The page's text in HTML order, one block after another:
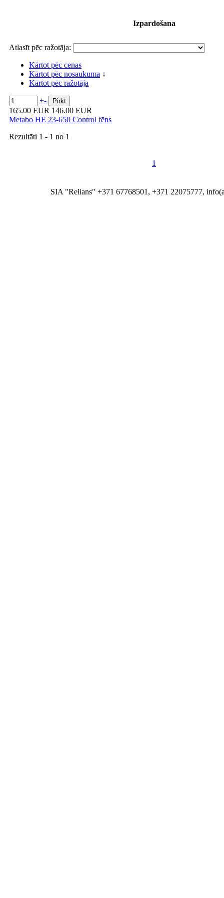
Izpardošana
Atlasīt pēc ražotāja:
Kārtot pēc cenas
Kārtot pēc nosaukuma ↓
Kārtot pēc ražotāja
+-
165.00 EUR 146.00 EUR
Metabo HE 23-650 Control fēns
Rezultāti 1 - 1 no 1
1
SIA "Relians" +371 67768501, +371 22075777,